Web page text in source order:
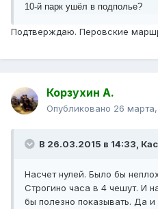
10-й парк ушёл в подполье?
Подтверждаю. Перовские
Корзухин А.
Опубликовано 26 марта,
В 26.03.2015 в 14:33,
Насчет нулей. Было бы
Строгино часа в 4 чешут. И
бы полезно показывать. Да